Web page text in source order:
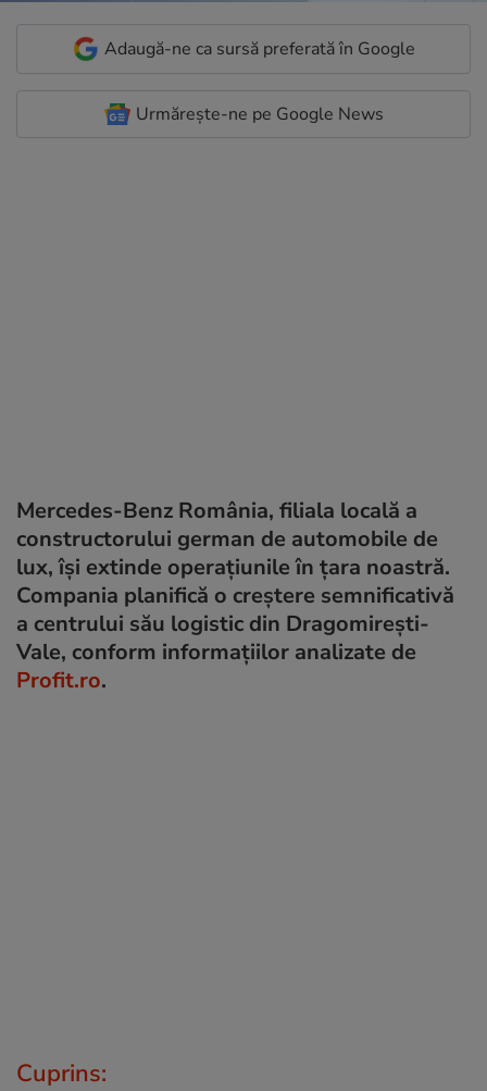
Adaugă-ne ca sursă preferată în Google
Urmărește-ne pe Google News
Mercedes-Benz România, filiala locală a
constructorului german de automobile de
lux, își extinde operațiunile în țara noastră.
Compania planifică o creștere semnificativă
a centrului său logistic din Dragomirești-
Vale, conform informațiilor analizate de
Profit.ro.
Cuprins: